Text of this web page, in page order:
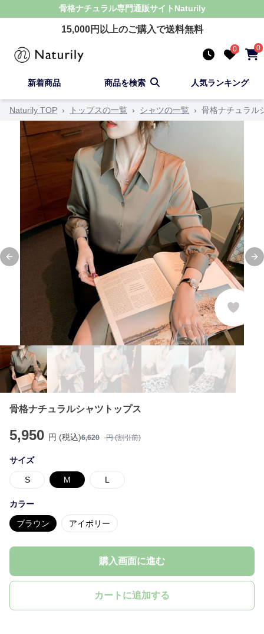
骨格ナチュラル専門通販サイト Naturily
15,000円以上のご購入で送料無料
0 0
新着商品 商品を検索 人気ランキング
Naturily TOP › トップスの一覧 › シャツの一覧 › 骨格ナチュラル
Previous slide
骨格ナチュラルシャツトップス
5,950 円 (税込)6,620 円 (割引前)
サイズ
S M L
カラー
ブラウン アイボリー
購入画面に進む
カートに追加する